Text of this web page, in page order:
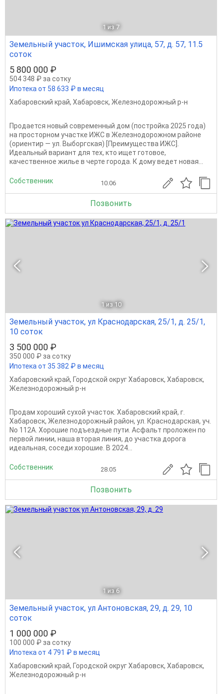
1 из 7
Земельный участок, Ишимская улица, 57, д. 57, 11.5
соток
5 800 000 ₽
504 348 ₽ за сотку
Ипотека от 58 633 ₽ в месяц
Хабаровский край, Хабаровск, Железнодорожный р-н
Продается новый современный дом (постройка 2025 года)
на просторном участке ИЖС в Железнодорожном районе
(ориентир — ул. Выборгская) [Преимущества ИЖС].
Идеальный вариант для тех, кто ищет готовое,
качественное жилье в черте города. К дому ведет новая...
Собственник 10.06
Позвонить
1 из 10
Земельный участок, ул Краснодарская, 25/1, д. 25/1,
10 соток
3 500 000 ₽
350 000 ₽ за сотку
Ипотека от 35 382 ₽ в месяц
Хабаровский край, Городской округ Хабаровск, Хабаровск,
Железнодорожный р-н
Продам хороший сухой участок. Хабаровский край, г.
Хабаровск, Железнодорожный район, ул. Краснодарская, уч.
No 112А. Хорошие подъездные пути. Асфальт проложен по
первой линии, наша вторая линия, до участка дорога
идеальная, соседи хорошие. В 2024...
Собственник 28.05
Позвонить
1 из 6
Земельный участок, ул Антоновская, 29, д. 29, 10
соток
1 000 000 ₽
100 000 ₽ за сотку
Ипотека от 4 791 ₽ в месяц
Хабаровский край, Городской округ Хабаровск, Хабаровск,
Железнодорожный р-н